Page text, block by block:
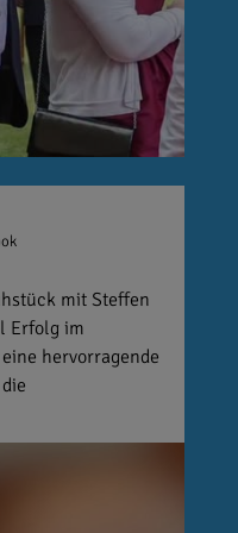
mit Steffen
Erfolg im
hervorragende